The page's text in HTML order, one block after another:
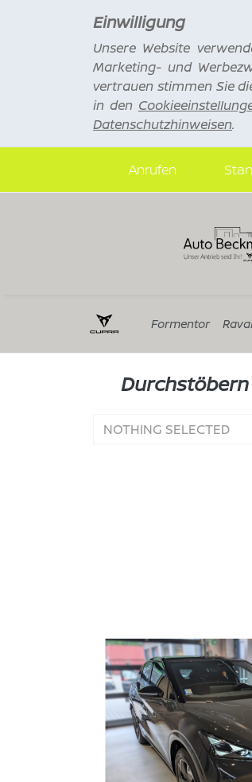
Anrufen
Formentor
NOTHING SELECTED
Einwilligung
Unsere Website
Marketing- und
vertrauen stimmen Sie
in den
Datenschutzhinweisen.